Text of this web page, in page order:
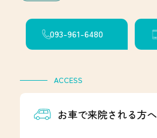
093-961-6480
ACCESS
お車で来院される方へ